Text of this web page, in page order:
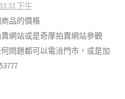
下午
品的價格
網站或是奇摩拍賣網站參觀
問題都可以電洽門市，或是加